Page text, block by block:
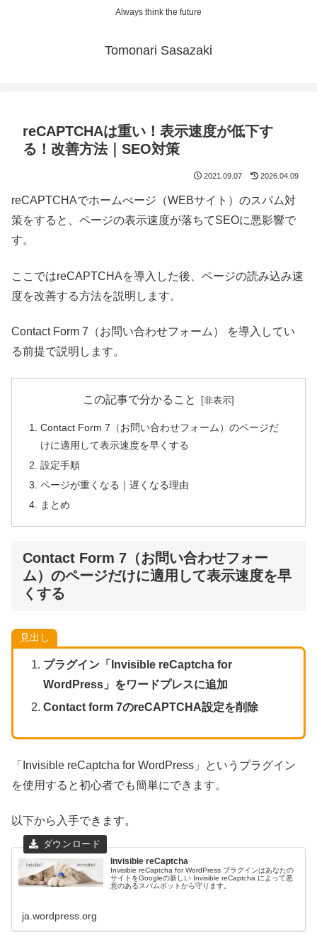
Always think the future
Tomonari Sasazaki
reCAPTCHAは重い！表示速度が低下す
る！改善方法｜SEO対策
2021.09.07 2026.04.09
reCAPTCHAでホームぺージ（WEBサイト）のスパム対
策をすると、ページの表示速度が落ちてSEOに悪影響で
す。
ここではreCAPTCHAを導入した後、ページの読み込み速
度を改善する方法を説明します。
Contact Form 7（お問い合わせフォーム） を導入してい
る前提で説明します。
この記事で分かること
Contact Form 7（お問い合わせフォーム）のページだ
けに適用して表示速度を早くする
設定手順
ページが重くなる｜遅くなる理由
まとめ
Contact Form 7（お問い合わせフォー
ム）のページだけに適用して表示速度を早
くする
見出し
プラグイン「Invisible reCaptcha for
WordPress」をワードプレスに追加
Contact form 7のreCAPTCHA設定を削除
「Invisible reCaptcha for WordPress」というプラグイン
を使用すると初心者でも簡単にできます。
以下から入手できます。
Invisible reCaptcha
Invisible reCaptcha for WordPress プラグインはあなたの
サイトをGoogleの新しい Invisible reCaptcha によって悪
意のあるスパムボットから守ります。
ja.wordpress.org